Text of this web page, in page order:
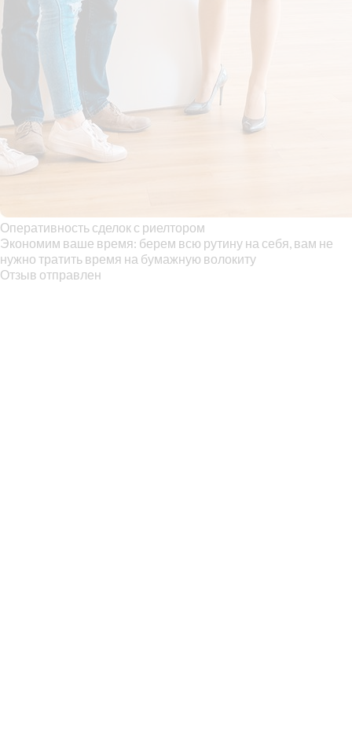
Оперативность сделок с риелтором
Экономим ваше время: берем всю рутину на себя, вам не
нужно тратить время на бумажную волокиту
Отзыв отправлен